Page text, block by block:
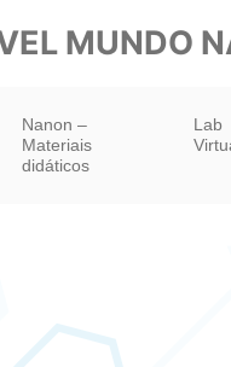
MUNDO
Nanon –
Materiais
didáticos
Lab